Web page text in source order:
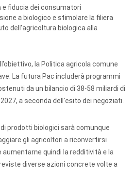
e fiducia dei consumatori
a biologico e stimolare la filiera
dell’agricoltura biologica alla
la Politica agricola comune
La futura Pac includerà programmi
da un bilancio di 38-58 miliardi di
a seconda dell’esito dei negoziati.
di prodotti biologici sarà comunque
gli agricoltori a riconvertirsi
aumentarne quindi la redditività e la
diverse azioni concrete volte a